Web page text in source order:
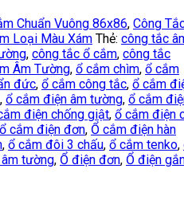
Chuẩn Vuông 86x86, Công
Loại Màu Xám Thẻ: công tắc
, công tắc ổ cắm, công tắc
Âm Tường, ổ cắm chìm, ổ cắm
đức, ổ cắm công tắc, ổ cắm
, ổ cắm điện âm tường, ổ cắm
điện chống giật, ổ cắm điện
ổ cắm điện đơn, Ổ cắm điện hàn
, ổ cắm đôi 3 chấu, ổ cắm tenko,
tường, Ổ điện đơn, Ổ điện